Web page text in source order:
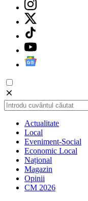
Actualitate
Local
Eveniment-Social
Economic Local
Național
Magazin
Opinii
CM 2026